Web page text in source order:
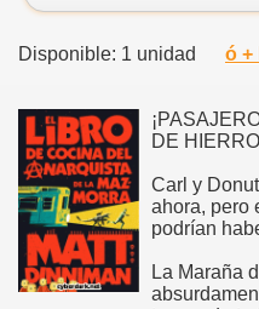
Disponible: 1 unidad ó +
DE
Carl y
ahora, pero
podrían
La Maraña